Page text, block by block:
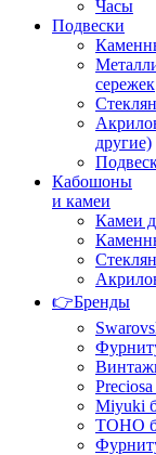
Часы
Подвески
сережек
другие)
Кабошоны
и камеи
Камеи
👉Бренды
Miyuki
TOHO